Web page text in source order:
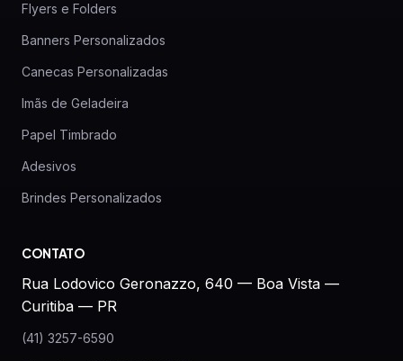
Flyers e Folders
Banners Personalizados
Canecas Personalizadas
Imãs de Geladeira
Papel Timbrado
Adesivos
Brindes Personalizados
CONTATO
Rua Lodovico Geronazzo, 640 — Boa Vista —
Curitiba — PR
(41) 3257-6590